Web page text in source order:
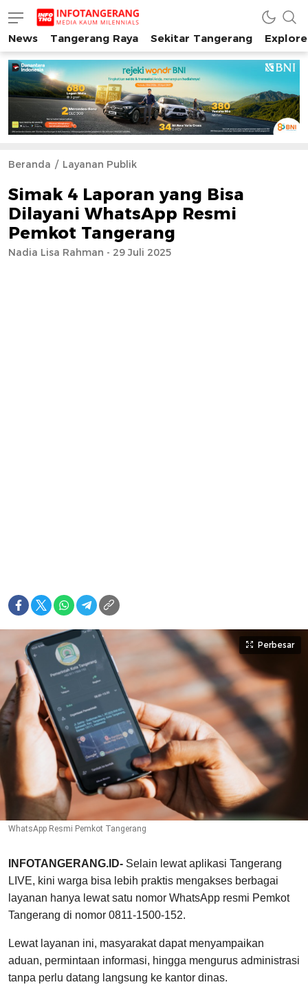
INFO TANGERANG
Media Kaum Millenials Tangerang Raya
News Tangerang Raya Sekitar Tangerang
Beranda Layanan Publik
Simak 4 Laporan yang Bisa
Dilayani WhatsApp Resmi
Pemkot Tangerang
Nadia Lisa Rahman - 29 Juli 2025
Perbesar
WhatsApp Resmi Pemkot Tangerang
INFOTANGERANG.ID- Selain lewat aplikasi Tangerang
LIVE, kini warga bisa lebih praktis mengakses berbagai
layanan hanya lewat satu nomor WhatsApp resmi Pemkot
Tangerang di nomor 0811-1500-152.
Lewat layanan ini, masyarakat dapat menyampaikan
aduan, permintaan informasi, hingga mengurus administrasi
tanpa perlu datang langsung ke kantor dinas.